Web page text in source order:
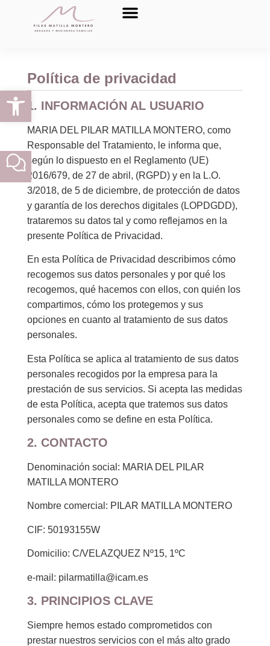
Abrir barra de herramientas
Política de privacidad
1. INFORMACIÓN AL USUARIO
MARIA DEL PILAR MATILLA MONTERO, como
Responsable del Tratamiento, le informa que,
según lo dispuesto en el Reglamento (UE)
2016/679, de 27 de abril, (RGPD) y en la L.O.
3/2018, de 5 de diciembre, de protección de datos
y garantía de los derechos digitales (LOPDGDD),
trataremos su datos tal y como reflejamos en la
presente Política de Privacidad.
En esta Política de Privacidad describimos cómo
recogemos sus datos personales y por qué los
recogemos, qué hacemos con ellos, con quién los
compartimos, cómo los protegemos y sus
opciones en cuanto al tratamiento de sus datos
personales.
Esta Política se aplica al tratamiento de sus datos
personales recogidos por la empresa para la
prestación de sus servicios. Si acepta las medidas
de esta Política, acepta que tratemos sus datos
personales como se define en esta Política.
2. CONTACTO
Denominación social: MARIA DEL PILAR
MATILLA MONTERO
Nombre comercial: PILAR MATILLA MONTERO
CIF: 50193155W
Domicilio: C/VELAZQUEZ Nº15, 1ºC
e-mail: pilarmatilla@icam.es
3. PRINCIPIOS CLAVE
Siempre hemos estado comprometidos con
prestar nuestros servicios con el más alto grado